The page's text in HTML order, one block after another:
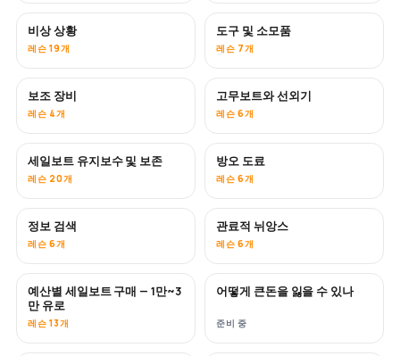
비상 상황
레슨 19개
도구 및 소모품
레슨 7개
보조 장비
레슨 4개
고무보트와 선외기
레슨 6개
세일보트 유지보수 및 보존
레슨 20개
곧 공개
방오 도료
레슨 6개
정보 검색
레슨 6개
관료적 뉘앙스
레슨 6개
곧 공개
예산별 세일보트 구매 — 1만~3
만 유로
레슨 13개
곧 공개
어떻게 큰돈을 잃을 수 있나
준비 중